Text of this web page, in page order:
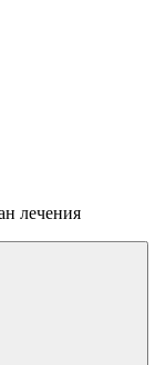
лечения